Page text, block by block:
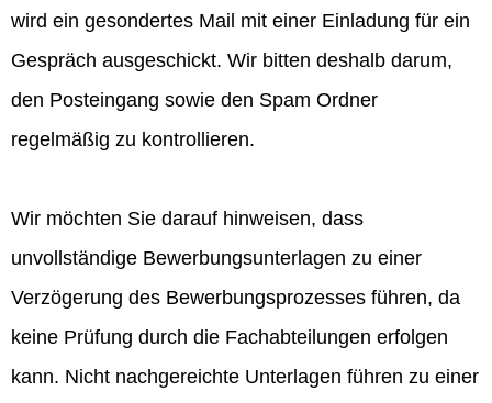
wird ein gesondertes Mail mit einer Einladung für ein
Gespräch ausgeschickt. Wir bitten deshalb darum,
den Posteingang sowie den Spam Ordner
regelmäßig zu kontrollieren.
Wir möchten Sie darauf hinweisen, dass
unvollständige Bewerbungsunterlagen zu einer
Verzögerung des Bewerbungsprozesses führen, da
keine Prüfung durch die Fachabteilungen erfolgen
kann. Nicht nachgereichte Unterlagen führen zu einer